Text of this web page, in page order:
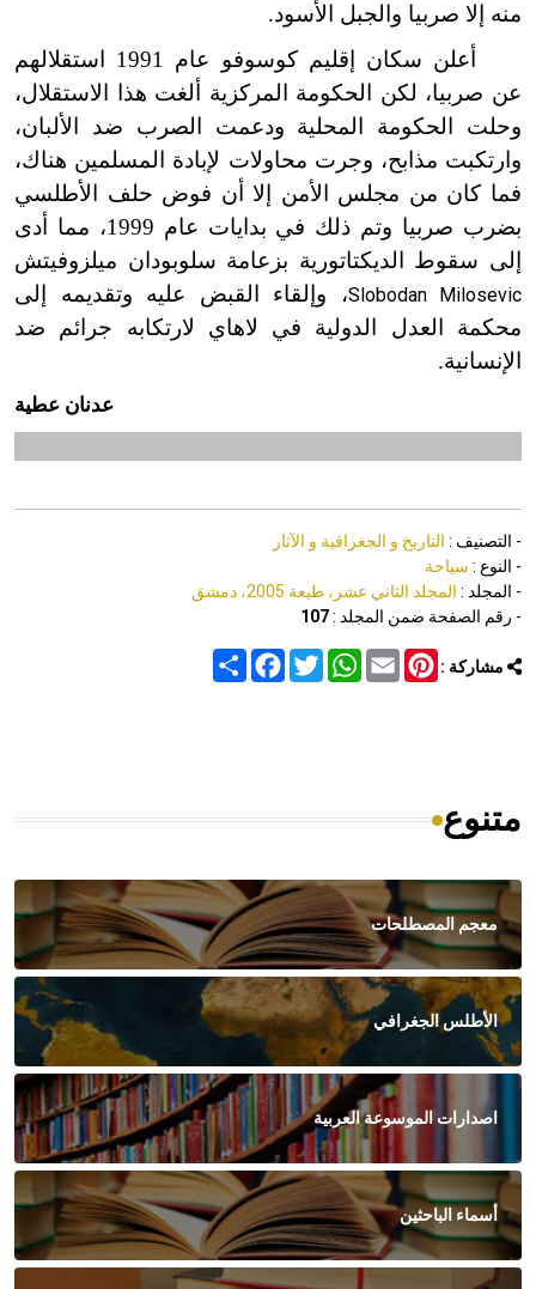
منه إلا صربيا والجبل الأسود.
أعلن سكان إقليم كوسوفو عام 1991 استقلالهم
عن صربيا، لكن الحكومة المركزية ألغت هذا الاستقلال،
وحلت الحكومة المحلية ودعمت الصرب ضد الألبان،
وارتكبت مذابح، وجرت محاولات لإبادة المسلمين هناك،
فما كان من مجلس الأمن إلا أن فوض حلف الأطلسي
بضرب صربيا وتم ذلك في بدايات عام 1999، مما أدى
إلى سقوط الديكتاتورية بزعامة سلوبودان ميلزوفيتش
Slobodan Milosevic، وإلقاء القبض عليه وتقديمه إلى
محكمة العدل الدولية في لاهاي لارتكابه جرائم ضد
الإنسانية.
عدنان عطية
- التصنيف : التاريخ و الجغرافية و الآثار
- النوع : سياحة
- المجلد : المجلد الثاني عشر، طبعة 2005، دمشق
- رقم الصفحة ضمن المجلد :107
مشاركة : Share
FacebookTwitter
WhatsAppEmail
Pinterest
متنوع
معجم المصطلحات
الأطلس الجغرافي
اصدارات الموسوعة العربية
أسماء الباحثين